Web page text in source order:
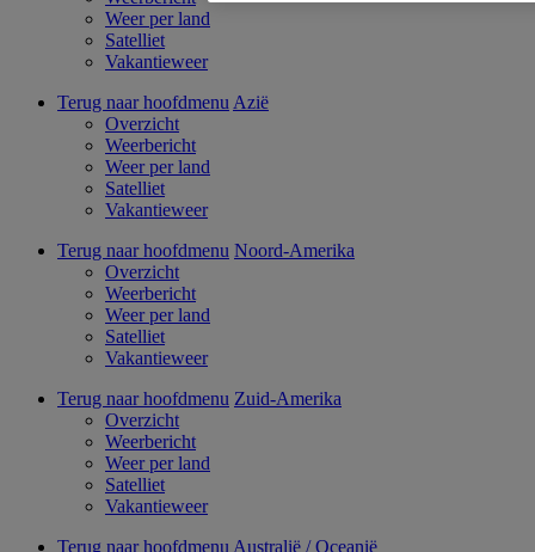
Weer per land
Satelliet
Vakantieweer
Terug naar hoofdmenu Azië
Overzicht
Weerbericht
Weer per land
Satelliet
Vakantieweer
Terug naar hoofdmenu Noord-Amerika
Overzicht
Weerbericht
Weer per land
Satelliet
Vakantieweer
Terug naar hoofdmenu Zuid-Amerika
Overzicht
Weerbericht
Weer per land
Satelliet
Vakantieweer
Terug naar hoofdmenu Australië / Oceanië